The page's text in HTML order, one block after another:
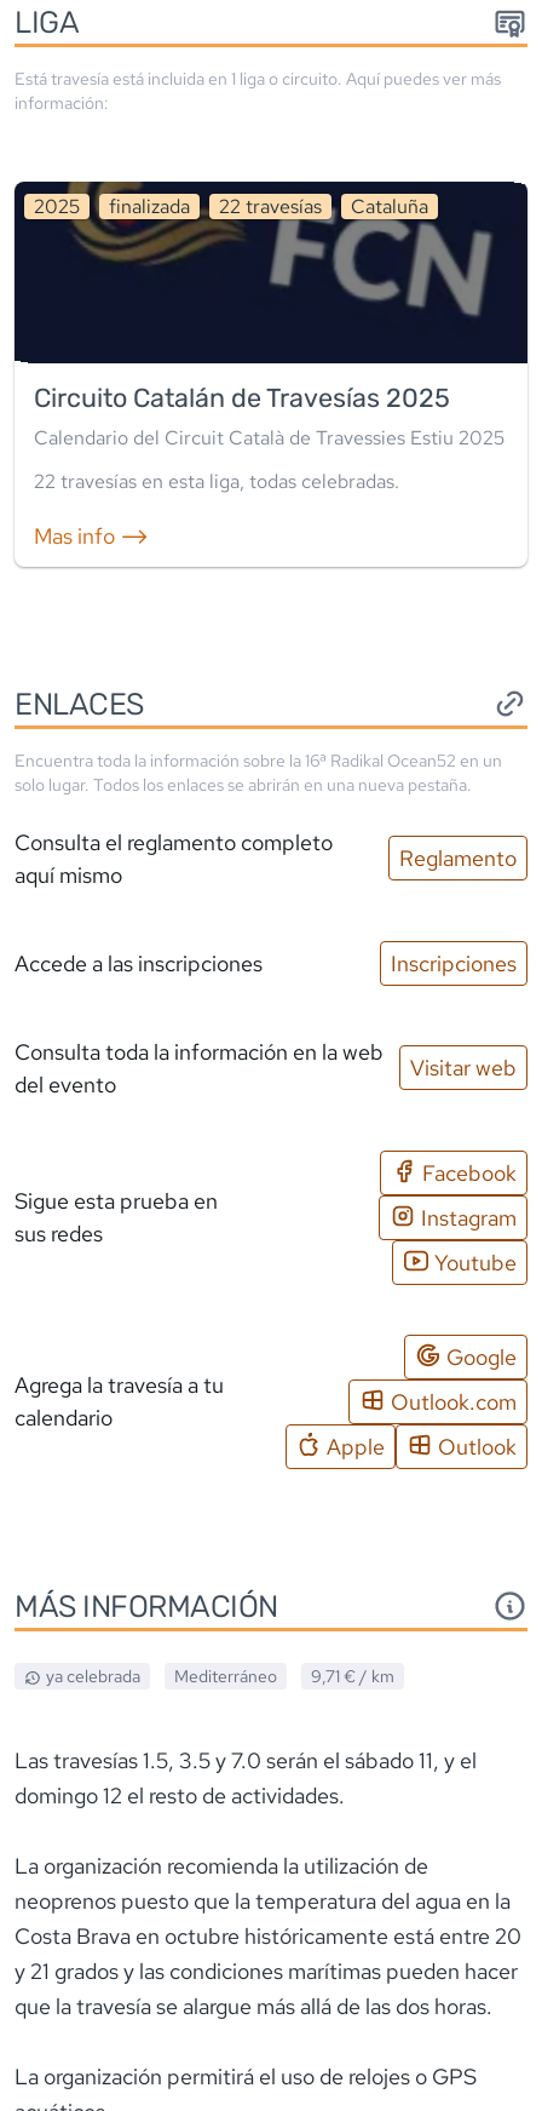
LIGA
Está travesía está incluida en 1 liga o circuito. Aquí puedes ver más
información:
2025 finalizada 22 travesías Cataluña
Circuito Catalán de Travesías 2025
Calendario del Circuit Català de Travessies Estiu 2025
22 travesías en esta liga, todas celebradas.
Mas info ⟶
ENLACES
Encuentra toda la información sobre la16ª Radikal Ocean52 en un
solo lugar. Todos los enlaces se abrirán en una nueva pestaña.
Consulta el reglamento completo
aquí mismo
Reglamento
Accede a las inscripciones Inscripciones
Consulta toda la información en la web
del evento
Visitar web
Sigue esta prueba en
sus redes
Facebook
Instagram
Youtube
Agrega la travesía a tu
calendario
Google
Outlook.com
Apple
Outlook
MÁS INFORMACIÓN
ya celebrada Mediterráneo 9,71 € / km
Las travesías 1.5, 3.5 y 7.0 serán el sábado 11, y el
domingo 12 el resto de actividades.
La organización recomienda la utilización de
neoprenos puesto que la temperatura del agua en la
Costa Brava en octubre históricamente está entre 20
y 21 grados y las condiciones marítimas pueden hacer
que la travesía se alargue más allá de las dos horas.
La organización permitirá el uso de relojes o GPS